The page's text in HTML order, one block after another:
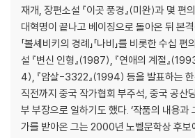
재개, 장편소설 『이곳 풍경』(미완)과 몇 편
대혁명이 끝나고 베이징으로 돌아온 뒤 본
「볼셰비키의 경례」「나비」를 비롯한 수십
설 『변신 인형』(1987), 『연애의 계절』
4), 『암살-3322』(1994) 등을 발표하는
직전까지 중국 작가협회 부주석, 중국 공산
부 부장으로 일하기도 했다. ‘작품의 내용과
가를 받아온 그는 2000년 노벨문학상 후보